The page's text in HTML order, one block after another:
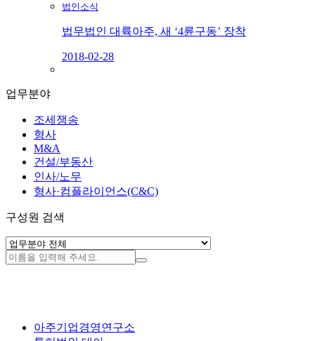
법인소식
법무법인 대륙아주, 새 ‘4륜구동’ 장착
2018-02-28
업무분야
조세쟁송
형사
M&A
건설/부동산
인사/노무
형사·컴플라이언스(C&C)
구성원 검색
아주기업경영연구소